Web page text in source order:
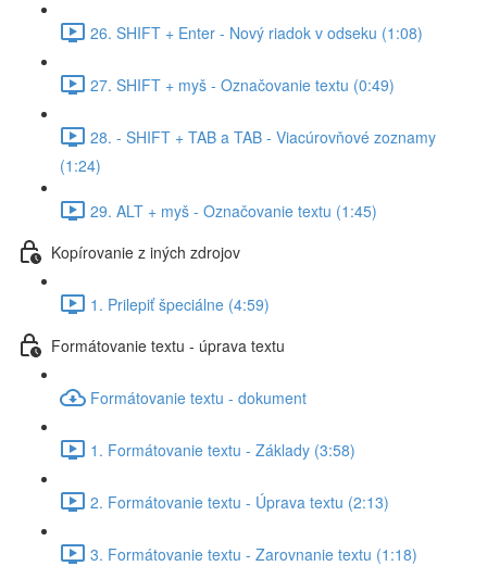
26. SHIFT + Enter - Nový riadok v odseku (1:08)
27. SHIFT + myš - Označovanie textu (0:49)
28. - SHIFT + TAB a TAB - Viacúrovňové zoznamy
(1:24)
29. ALT + myš - Označovanie textu (1:45)
Kopírovanie z iných zdrojov
1. Prilepiť špeciálne (4:59)
Formátovanie textu - úprava textu
Formátovanie textu - dokument
1. Formátovanie textu - Základy (3:58)
2. Formátovanie textu - Úprava textu (2:13)
3. Formátovanie textu - Zarovnanie textu (1:18)